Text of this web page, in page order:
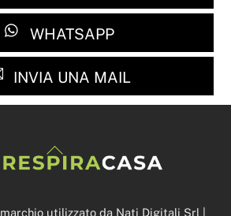
WHATSAPP
INVIA UNA MAIL
Back
To
utilizzato da Nati Digitali Srl |